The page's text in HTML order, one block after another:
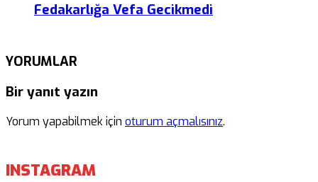
Fedakarlığa Vefa Gecikmedi
YORUMLAR
Bir yanıt yazın
Yorum yapabilmek için oturum açmalısınız.
INSTAGRAM